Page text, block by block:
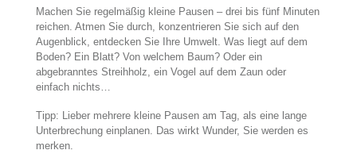
Machen Sie regelmäßig kleine Pausen – drei bis fünf Minuten
reichen. Atmen Sie durch, konzentrieren Sie sich auf den
Augenblick, entdecken Sie Ihre Umwelt. Was liegt auf dem
Boden? Ein Blatt? Von welchem Baum? Oder ein
abgebranntes Streihholz, ein Vogel auf dem Zaun oder
einfach nichts…
Tipp: Lieber mehrere kleine Pausen am Tag, als eine lange
Unterbrechung einplanen. Das wirkt Wunder, Sie werden es
merken.